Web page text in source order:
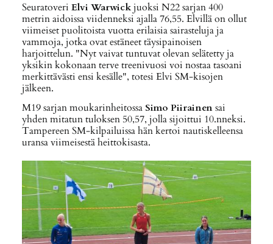
Seuratoveri Elvi Warwickjuoksi N22 sarjan 400
metrin aidoissa viidenneksi ajalla 76,55. Elvillä on ollut
viimeiset puolitoista vuotta erilaisia sairasteluja ja
vammoja, jotka ovat estäneet täysipainoisen
harjoittelun. "Nyt vaivat tuntuvat olevan selätetty ja
yksikin kokonaan terve treenivuosi voi nostaa tasoani
merkittävästi ensi kesälle", totesi Elvi SM-kisojen
jälkeen.
M19 sarjan moukarinheitossa Simo Piirainensai
yhden mitatun tuloksen 50,57, jolla sijoittui 10.nneksi.
Tampereen SM-kilpailuissa hän kertoi nautiskelleensa
uransa viimeisestä heittokisasta.